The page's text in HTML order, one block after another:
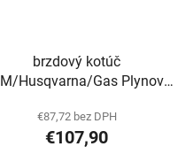
brzdový kotúč
Husqvarna/Gas Plynové
€87,72 bez DPH
€107,90